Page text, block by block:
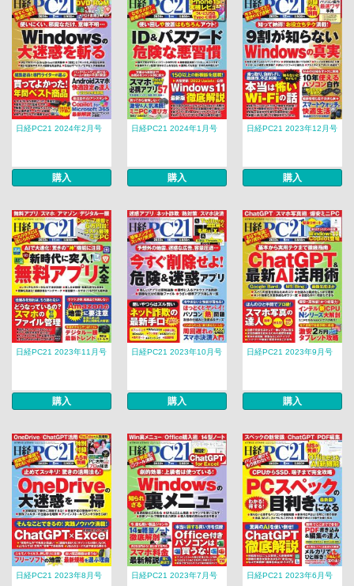
日経PC21 2024年2月号
購入
日経PC21 2024年1月号
購入
日経PC21 2023年12月号
購入
日経PC21 2023年11月号
購入
日経PC21 2023年10月号
購入
日経PC21 2023年9月号
購入
日経PC21 2023年8月号 日経PC21 2023年7月号 日経PC21 2023年6月号